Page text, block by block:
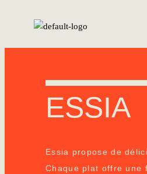
ESSIA
Essia propose de
Chaque plat offre une